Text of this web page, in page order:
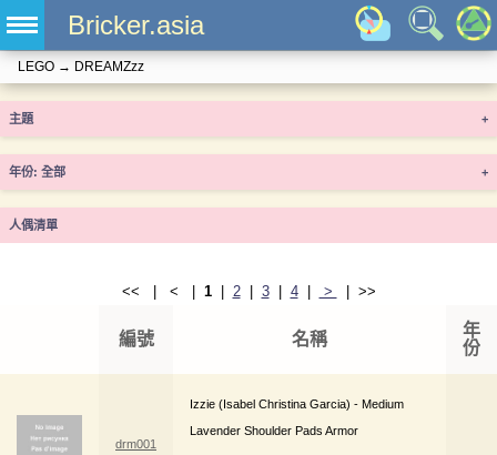
Bricker.asia
LEGO → DREAMZzz
主題 +
年份 +
人偶清單
<< | < | 1| 2| 3| 4| > | >>
編號 名稱
年
份
drm001
Izzie (Isabel Christina Garcia) - Medium
Lavender Shoulder Pads Armor